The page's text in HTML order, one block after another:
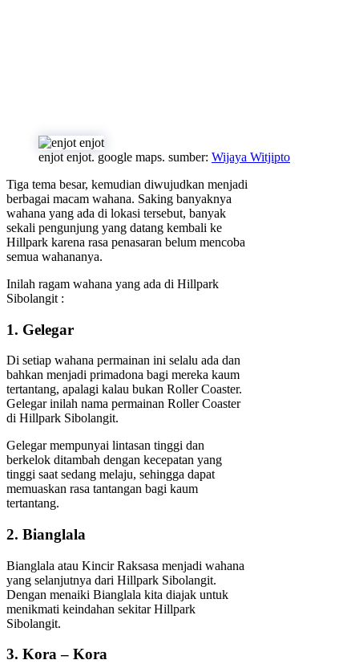
enjot enjot. google maps. sumber: Wijaya Witjipto
Tiga tema besar, kemudian diwujudkan menjadi
berbagai macam wahana. Saking banyaknya
wahana yang ada di lokasi tersebut, banyak
sekali pengunjung yang datang kembali ke
Hillpark karena rasa penasaran belum mencoba
semua wahananya.
Inilah ragam wahana yang ada di Hillpark
Sibolangit :
1. Gelegar
Di setiap wahana permainan ini selalu ada dan
bahkan menjadi primadona bagi mereka kaum
tertantang, apalagi kalau bukan Roller Coaster.
Gelegar inilah nama permainan Roller Coaster
di Hillpark Sibolangit.
Gelegar mempunyai lintasan tinggi dan
berkelok ditambah dengan kecepatan yang
tinggi saat sedang melaju, sehingga dapat
memuaskan rasa tantangan bagi kaum
tertantang.
2. Bianglala
Bianglala atau Kincir Raksasa menjadi wahana
yang selanjutnya dari Hillpark Sibolangit.
Dengan menaiki Bianglala kita diajak untuk
menikmati keindahan sekitar Hillpark
Sibolangit.
3. Kora – Kora